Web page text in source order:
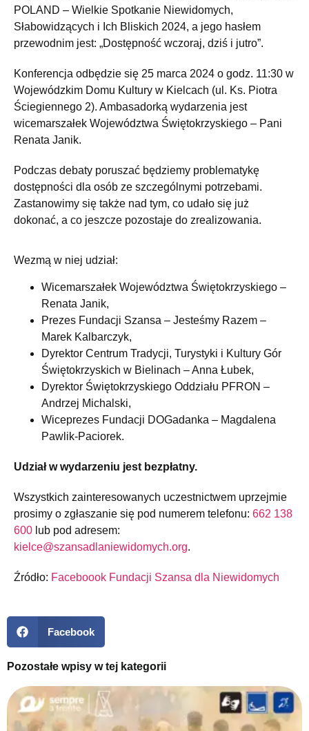
POLAND – Wielkie Spotkanie Niewidomych,
Słabowidzących i Ich Bliskich 2024, a jego hasłem
przewodnim jest: „Dostępność wczoraj, dziś i jutro”.
Konferencja odbędzie się 25 marca 2024 o godz. 11:30 w
Wojewódzkim Domu Kultury w Kielcach (ul. Ks. Piotra
Ściegiennego 2). Ambasadorką wydarzenia jest
wicemarszałek Województwa Świętokrzyskiego – Pani
Renata Janik.
Podczas debaty poruszać będziemy problematykę
dostępności dla osób ze szczególnymi potrzebami.
Zastanowimy się także nad tym, co udało się już
dokonać, a co jeszcze pozostaje do zrealizowania.
Wezmą w niej udział:
Wicemarszałek Województwa Świętokrzyskiego –
Renata Janik,
Prezes Fundacji Szansa – Jesteśmy Razem –
Marek Kalbarczyk,
Dyrektor Centrum Tradycji, Turystyki i Kultury Gór
Świętokrzyskich w Bielinach – Anna Łubek,
Dyrektor Świętokrzyskiego Oddziału PFRON –
Andrzej Michalski,
Wiceprezes Fundacji DOGadanka – Magdalena
Pawlik-Paciorek.
Udział w wydarzeniu jest bezpłatny.
Wszystkich zainteresowanych uczestnictwem uprzejmie
prosimy o zgłaszanie się pod numerem telefonu: 662 138
600 lub pod adresem:
kielce@szansadlaniewidomych.org.
Źródło: Faceboook Fundacji Szansa dla Niewidomych
Facebook
Pozostałe wpisy w tej kategorii